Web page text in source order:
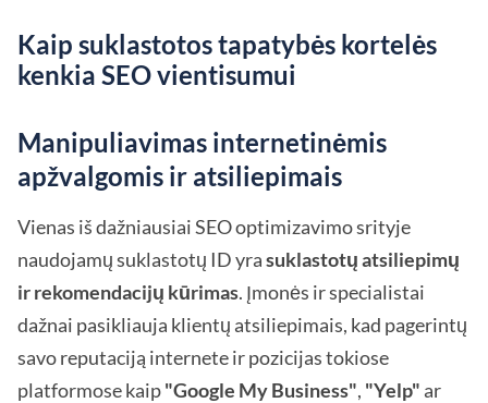
Kaip suklastotos tapatybės kortelės
kenkia SEO vientisumui
Manipuliavimas internetinėmis
apžvalgomis ir atsiliepimais
Vienas iš dažniausiai SEO optimizavimo srityje
naudojamų suklastotų ID yrasuklastotų atsiliepimų
ir rekomendacijų kūrimas. Įmonės ir specialistai
dažnai pasikliauja klientų atsiliepimais, kad pagerintų
savo reputaciją internete ir pozicijas tokiose
platformose kaip"Google My Business", "Yelp" ar